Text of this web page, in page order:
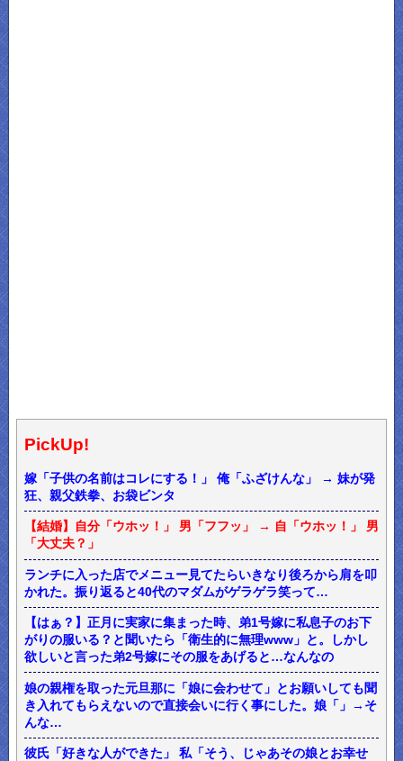
PickUp!
嫁「子供の名前はコレにする！」 俺「ふざけんな」 → 妹が発
狂、親父鉄拳、お袋ビンタ
【結婚】自分「ウホッ！」 男「フフッ」 → 自「ウホッ！」 男
「大丈夫？」
ランチに入った店でメニュー見てたらいきなり後ろから肩を叩
かれた。振り返ると40代のマダムがゲラゲラ笑って…
【はぁ？】正月に実家に集まった時、弟1号嫁に私息子のお下
がりの服いる？と聞いたら「衛生的に無理www」と。しかし
欲しいと言った弟2号嫁にその服をあげると…なんなの
娘の親権を取った元旦那に「娘に会わせて」とお願いしても聞
き入れてもらえないので直接会いに行く事にした。娘「」→そ
んな…
彼氏「好きな人ができた」 私「そう、じゃあその娘とお幸せ